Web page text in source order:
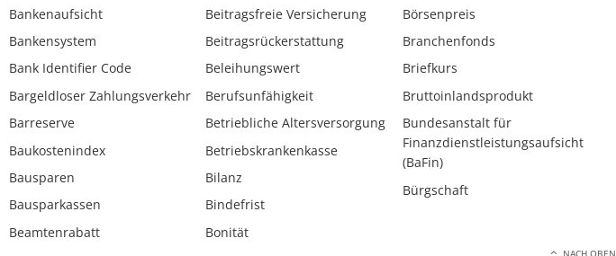
Bankenaufsicht
Bankensystem
Bank Identifier Code
Bargeldloser Zahlungsverkehr
Barreserve
Baukostenindex
Bausparen
Bausparkassen
Beamtenrabatt
Beitragsfreie Versicherung
Beitragsrückerstattung
Beleihungswert
Berufsunfähigkeit
Betriebliche Altersversorgung
Betriebskrankenkasse
Bilanz
Bindefrist
Bonität
Börsenpreis
Branchenfonds
Briefkurs
Bruttoinlandsprodukt
Bundesanstalt für
Finanzdienstleistungsaufsicht
(BaFin)
Bürgschaft
NACH OBEN